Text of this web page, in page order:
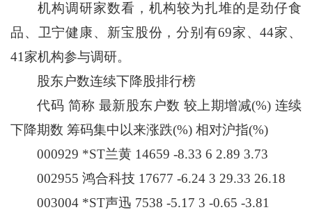
机构调研家数看，机构较为扎堆的是劲仔食
品、卫宁健康、新宝股份，分别有69家、44家、
41家机构参与调研。
股东户数连续下降股排行榜
代码 简称 最新股东户数 较上期增减(%) 连续
下降期数 筹码集中以来涨跌(%) 相对沪指(%)
000929 *ST兰黄 14659 -8.33 6 2.89 3.73
002955 鸿合科技 17677 -6.24 3 29.33 26.18
003004 *ST声迅 7538 -5.17 3 -0.65 -3.81